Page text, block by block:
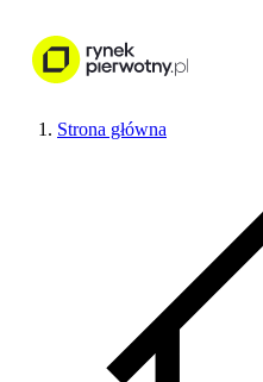
Strona główna